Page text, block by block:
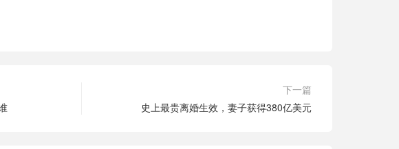
下一篇
史上最贵离婚生效，妻子获得380亿美元